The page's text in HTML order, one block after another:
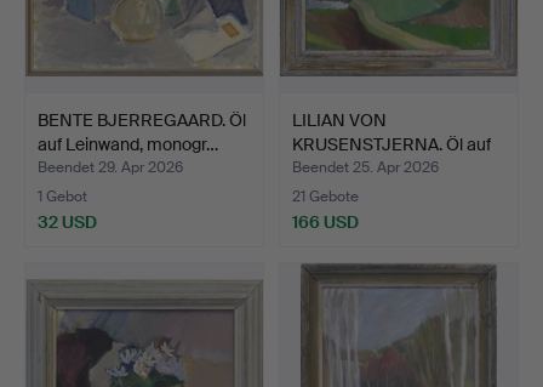
BENTE BJERREGAARD. Öl
auf Leinwand, monogr…
Beendet 29. Apr 2026
1 Gebot
32 USD
LILIAN VON
KRUSENSTJERNA. Öl auf
Leinwand.
Beendet 25. Apr 2026
21 Gebote
166 USD